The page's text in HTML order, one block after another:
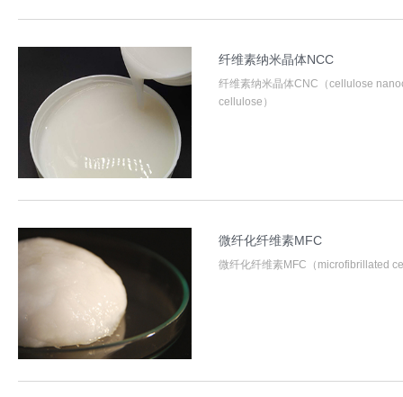
纤维素纳米晶体NCC
纤维素纳米晶体CNC（cellulose
cellulose）
微纤化纤维素MFC
微纤化纤维素MFC（microfibrillated